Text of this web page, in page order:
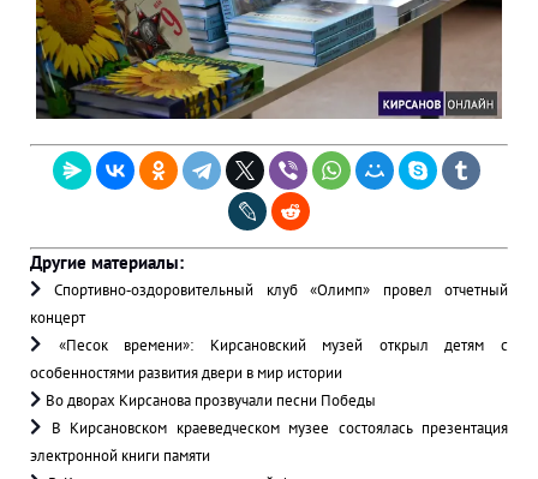
Другие материалы:
Спортивно‑оздоровительный клуб «Олимп» провел отчетный
концерт
«Песок времени»: Кирсановский музей открыл детям с
особенностями развития двери в мир истории
Во дворах Кирсанова прозвучали песни Победы
В Кирсановском краеведческом музее состоялась презентация
электронной книги памяти